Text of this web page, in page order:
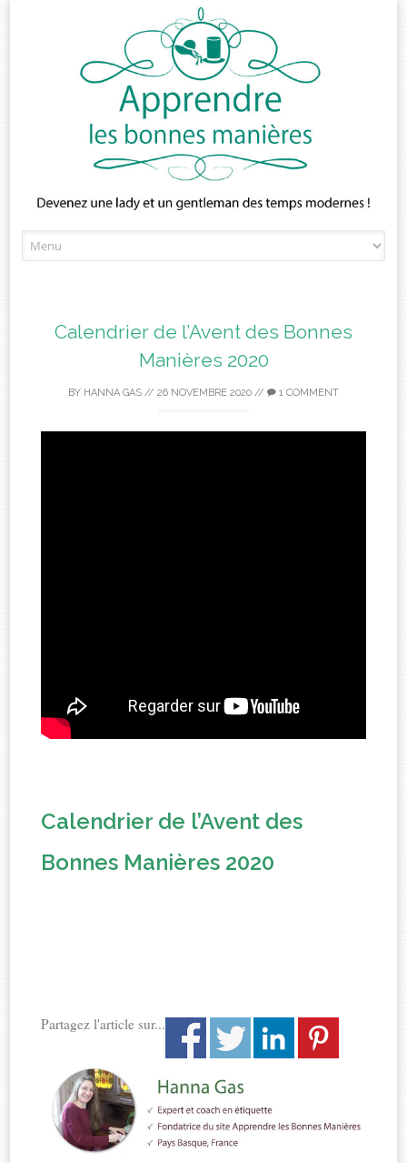
to
Calendrier de l’Avent des Bonnes
Manières 2020
BY HANNA GAS // 26 NOVEMBRE 2020 // 1 COMMENT
Calendrier de l’Avent des
Bonnes Manières 2020
Partagez l'article sur...